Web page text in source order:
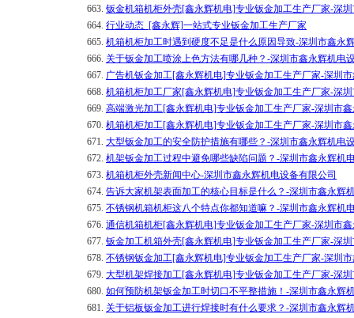
663. 钣金机箱机柜外壳[鑫永辉机电]专业钣金加工生产厂家-深
664. 行业动态_[鑫永辉]一站式专业钣金加工生产厂家
665. 机箱机柜加工时遇到硬度不足是什么原因导致-深圳市鑫永
666. 关于钣金加工喷涂上色方法有哪几种？-深圳市鑫永辉机电
667. 广告机钣金加工[鑫永辉机电]专业钣金加工生产厂家-深圳
668. 机箱机柜加工厂家[鑫永辉机电]专业钣金加工生产厂家-深
669. 高端激光加工[鑫永辉机电]专业钣金加工生产厂家-深圳市
670. 机箱机柜加工[鑫永辉机电]专业钣金加工生产厂家-深圳市
671. 大型钣金加工的安全防护措施有哪些？-深圳市鑫永辉机电
672. 机架钣金加工过程中避免哪些缺陷问题？-深圳市鑫永辉机
673. 机箱机柜外壳新闻中心-深圳市鑫永辉机电设备有限公司
674. 告诉大家机架表面加工的核心目标是什么？-深圳市鑫永辉
675. 不锈钢机箱机柜这八个特点你都知道嘛？-深圳市鑫永辉机
676. 通信机箱机柜[鑫永辉机电]专业钣金加工生产厂家-深圳市
677. 钣金加工机箱外壳[鑫永辉机电]专业钣金加工生产厂家-深
678. 不锈钢钣金加工[鑫永辉机电]专业钣金加工生产厂家-深圳
679. 大型机架焊接加工[鑫永辉机电]专业钣金加工生产厂家-深
680. 如何预防机架钣金加工时切口不平整措施！-深圳市鑫永辉
681. 关于铝板钣金加工进行焊接时有什么要求？-深圳市鑫永辉